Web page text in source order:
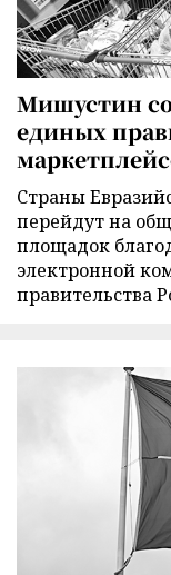
Мишустин
единых
Страны
перейдут на
площадок
электронной
правительства